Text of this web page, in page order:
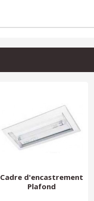
Cadre d'encastrement
Plafond